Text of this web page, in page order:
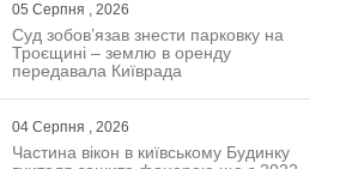
05 Серпня , 2026
Суд зобов’язав знести парковку на
Троєщині – землю в оренду
передавала Київрада
04 Серпня , 2026
Частина вікон в київському Будинку